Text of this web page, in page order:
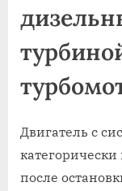
Двигатель с
после